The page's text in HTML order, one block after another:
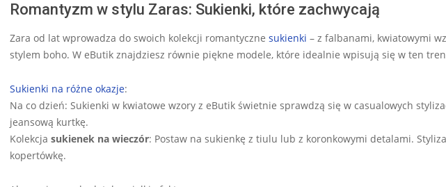
Romantyzm w stylu Zaras: Sukienki, które zachwycają
Zara od lat wprowadza do swoich kolekcji romantyczne sukienki – z falbanami, kwiatowymi
stylem boho. W eButik znajdziesz równie piękne modele, które idealnie wpisują się w ten
Sukienki na różne okazje:
Na co dzień: Sukienki w kwiatowe wzory z eButik świetnie sprawdzą się w casualowych
jeansową kurtkę.
Kolekcja sukienek na wieczór: Postaw na sukienkę z tiulu lub z koronkowymi detalami.
kopertówkę.